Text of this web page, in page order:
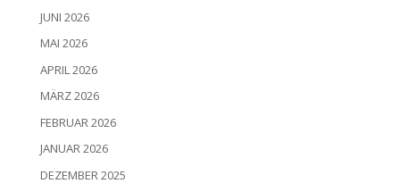
JUNI 2026
MAI 2026
APRIL 2026
MÄRZ 2026
FEBRUAR 2026
JANUAR 2026
DEZEMBER 2025